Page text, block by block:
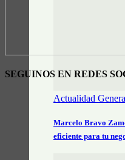
Actualidad
Marcelo Bravo
eficiente para tu
SEGUINOS EN REDES